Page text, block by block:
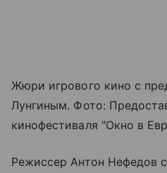
Жюри игрового кино с
Лунгиным. Фото:
кинофестиваля "Окно в
Режиссер Антон Нефедов